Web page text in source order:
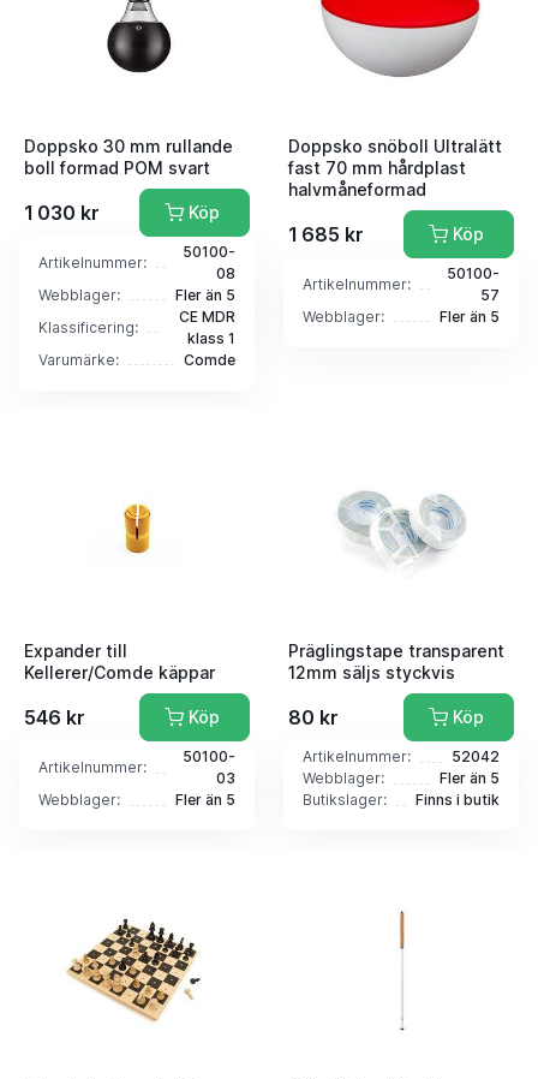
Doppsko 30 mm rullande
boll formad POM svart
1 030 kr Köp
Artikelnummer:
50100-
08
Webblager:
Fler än 5
Klassificering:
CE MDR
klass 1
Varumärke:
Comde
Doppsko snöboll Ultralätt
fast 70 mm hårdplast
halvmåneformad
1 685 kr Köp
Artikelnummer:
50100-
57
Webblager:
Fler än 5
Expander till
Kellerer/Comde käppar
546 kr Köp
Artikelnummer:
50100-
03
Webblager:
Fler än 5
Präglingstape transparent
12mm säljs styckvis
80 kr Köp
Artikelnummer:
52042
Webblager:
Fler än 5
Butikslager:
Finns i butik